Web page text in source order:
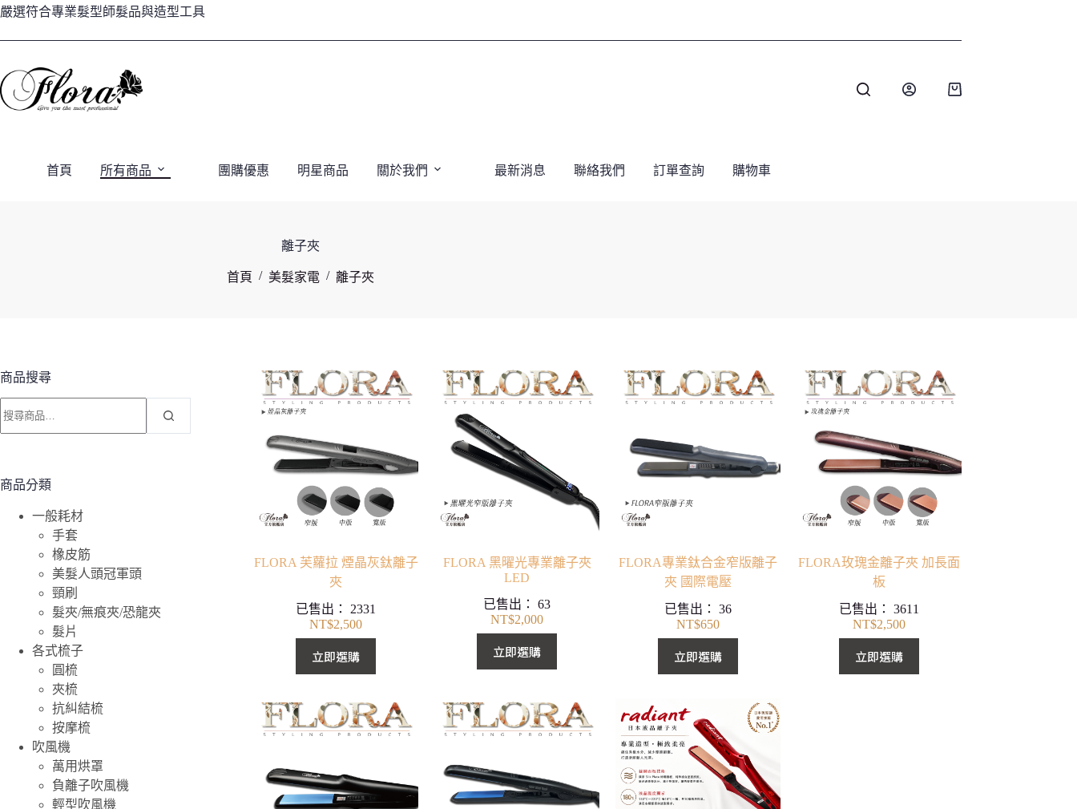
跳
內
容
嚴選符合專業髮型師髮品與造型工具
購
首頁 所有商品 團購優惠 明星商品 關於我們 最新消息 聯絡我們 訂單查詢 購物車
離子夾
首頁 / 美髮家電 / 離子夾
FLORA 芙蘿拉 煙晶灰鈦離子
夾
已售出： 2331
NT$2,500
立即選購
FLORA 黑曜光專業離子夾
LED
已售出： 63
NT$2,000
立即選購
FLORA專業鈦合金窄版離子
夾 國際電壓
已售出： 36
NT$650
立即選購
FLORA玫瑰金離子夾 加長面
板
已售出： 3611
NT$2,500
立即選購
商品搜尋
尋
商品分類
一般耗材
手套
橡皮筋
美髮人頭冠軍頭
頸刷
髮夾/無痕夾/恐龍夾
髮片
各式梳子
圓梳
夾梳
抗糾結梳
按摩梳
吹風機
萬用烘罩
負離子吹風機
輕型吹風機